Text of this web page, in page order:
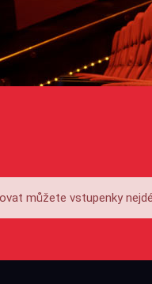
můžete vstupenky